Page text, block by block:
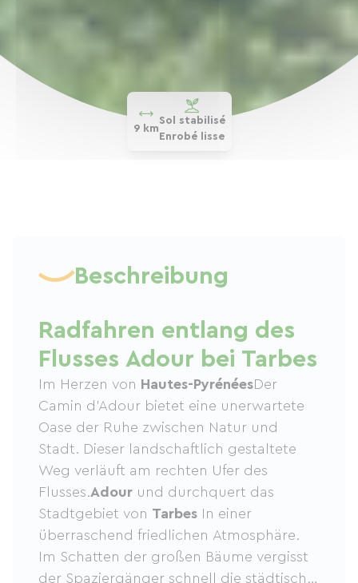
9 km
Sol stabilisé
Enrobé lisse
Beschreibung
Radfahren entlang des
Flusses Adour bei Tarbes
Im Herzen von Hautes-PyrénéesDer
Camin d'Adour bietet eine unerwartete
Oase der Ruhe zwischen Natur und
Stadt. Dieser landschaftlich gestaltete
Weg verläuft am rechten Ufer des
Flusses.Adour und durchquert das
Stadtgebiet von Tarbes In einer
überraschend friedlichen Atmosphäre.
Im Schatten der großen Bäume vergisst
der Spaziergänger schnell die städtische